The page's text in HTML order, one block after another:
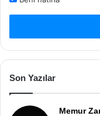
Son Yazılar
Memur